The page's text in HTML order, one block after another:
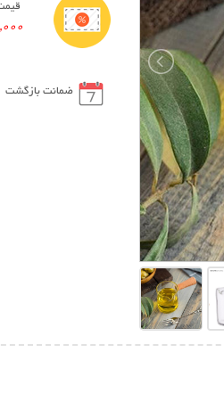
69,000
ضمانت بازگشت